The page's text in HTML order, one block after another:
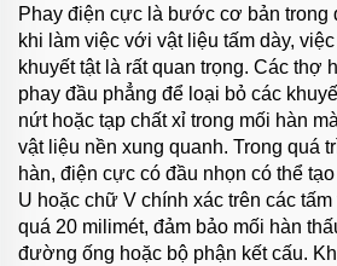
Phay điện cực là bước cơ bản trong
khi làm việc với vật liệu tấm dày,
khuyết tật là rất quan trọng. Các thợ
phay đầu phẳng để loại bỏ các
nứt hoặc tạp chất xỉ trong mối hàn
vật liệu nền xung quanh. Trong quá
hàn, điện cực có đầu nhọn có thể
U hoặc chữ V chính xác trên các
quá 20 milimét, đảm bảo mối hàn
đường ống hoặc bộ phận kết cấu.